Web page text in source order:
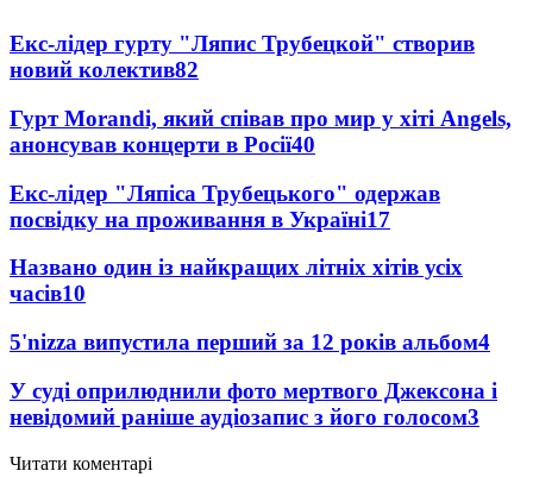
Екс-лідер гурту "Ляпис Трубецкой" створив
новий колектив82
Гурт Morandi, який співав про мир у хіті Angels,
анонсував концерти в Росії40
Екс-лідер "Ляпіса Трубецького" одержав
посвідку на проживання в Україні17
Названо один із найкращих літніх хітів усіх
часів10
5'nizza випустила перший за 12 років альбом4
У суді оприлюднили фото мертвого Джексона і
невідомий раніше аудіозапис з його голосом3
Читати коментарі